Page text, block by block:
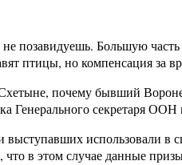
Большую
птицы, но компенсация за
почему бывший
секретаря
использовали в
в этом случае данные